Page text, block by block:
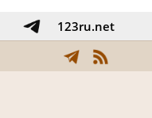
123ru.net